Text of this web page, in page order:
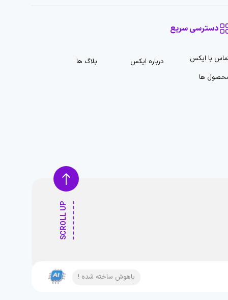
دسترسی سریع
با ایکس درباره ایکس
بلاگ ها
ها
SCROLL UP
باهوش ساخته شده !